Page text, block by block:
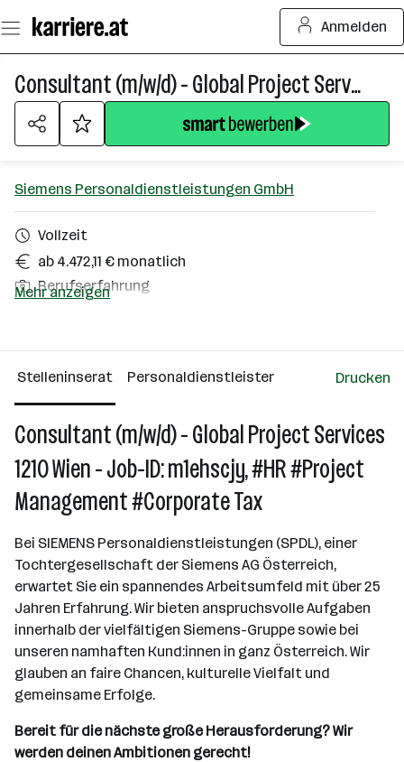
Seiteninhalt
springen
Anmelden
Consultant (m/w/d) - Global Project Services
Siemens Personaldienstleistungen GmbH
Vollzeit
ab 4.472,11 € monatlich
Berufserfahrung
Wien
Mehr anzeigen
Stelleninserat Personaldienstleister Drucken
Consultant (m/w/d) - Global Project Services
1210 Wien - Job-ID: m1ehscjy, #HR #Project
Management #Corporate Tax
Bei SIEMENS Personaldienstleistungen (SPDL), einer
Tochtergesellschaft der Siemens AG Österreich,
erwartet Sie ein spannendes Arbeitsumfeld mit über 25
Jahren Erfahrung. Wir bieten anspruchsvolle Aufgaben
innerhalb der vielfältigen Siemens-Gruppe sowie bei
unseren namhaften Kund:innen in ganz Österreich. Wir
glauben an faire Chancen, kulturelle Vielfalt und
gemeinsame Erfolge.
Bereit für die nächste große Herausforderung? Wir
werden deinen Ambitionen gerecht!